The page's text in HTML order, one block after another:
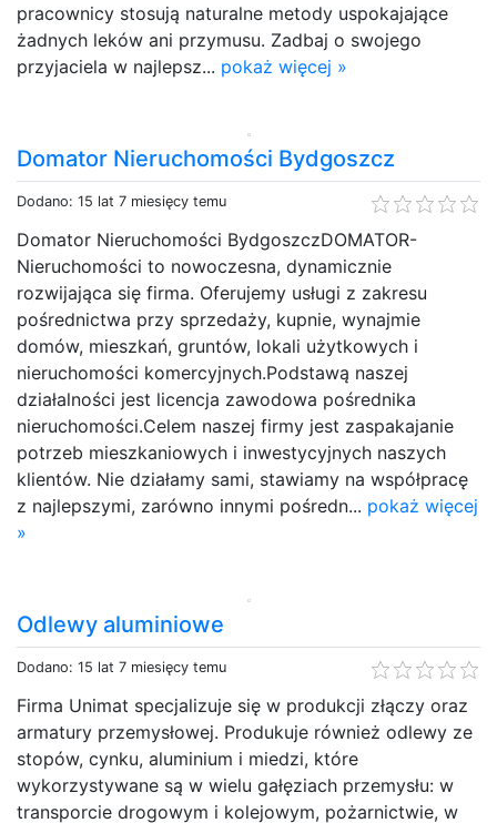
pracownicy stosują naturalne metody uspokajające
żadnych leków ani przymusu. Zadbaj o swojego
przyjaciela w najlepsz... pokaż więcej »
Domator Nieruchomości Bydgoszcz
Dodano: 15 lat 7 miesięcy temu
Domator Nieruchomości BydgoszczDOMATOR-
Nieruchomości to nowoczesna, dynamicznie
rozwijająca się firma. Oferujemy usługi z zakresu
pośrednictwa przy sprzedaży, kupnie, wynajmie
domów, mieszkań, gruntów, lokali użytkowych i
nieruchomości komercyjnych.Podstawą naszej
działalności jest licencja zawodowa pośrednika
nieruchomości.Celem naszej firmy jest zaspakajanie
potrzeb mieszkaniowych i inwestycyjnych naszych
klientów. Nie działamy sami, stawiamy na współpracę
z najlepszymi, zarówno innymi pośredn... pokaż więcej
»
Odlewy aluminiowe
Dodano: 15 lat 7 miesięcy temu
Firma Unimat specjalizuje się w produkcji złączy oraz
armatury przemysłowej. Produkuje również odlewy ze
stopów, cynku, aluminium i miedzi, które
wykorzystywane są w wielu gałęziach przemysłu: w
transporcie drogowym i kolejowym, pożarnictwie, w